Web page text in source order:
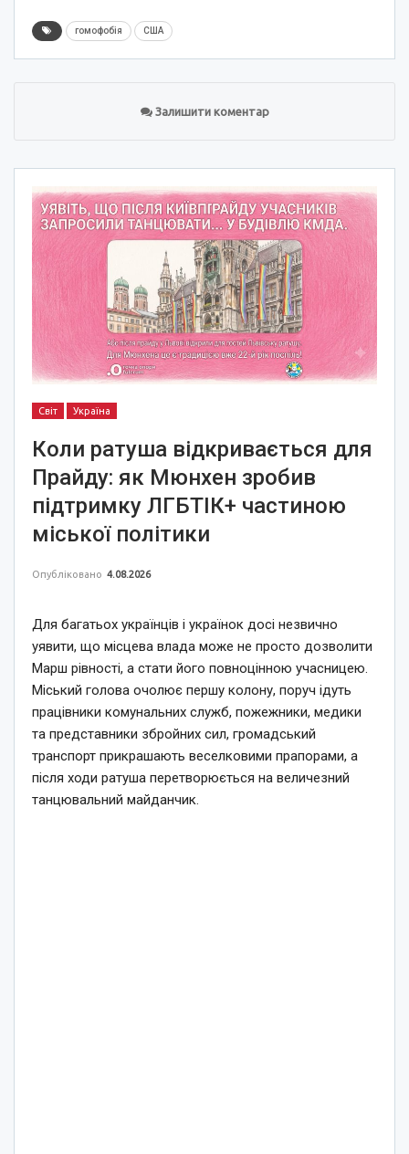
гомофобія США
Залишити коментар
Світ Україна
Коли ратуша відкривається для
Прайду: як Мюнхен зробив
підтримку ЛГБТІК+ частиною
міської політики
Опубліковано 4.08.2026
Для багатьох українців і українок досі незвично
уявити, що місцева влада може не просто дозволити
Марш рівності, а стати його повноцінною учасницею.
Міський голова очолює першу колону, поруч ідуть
працівники комунальних служб, пожежники, медики
та представники збройних сил, громадський
транспорт прикрашають веселковими прапорами, а
після ходи ратуша перетворюється на величезний
танцювальний майданчик.